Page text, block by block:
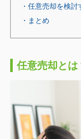
・任意売却を検
・まとめ
任意売却と